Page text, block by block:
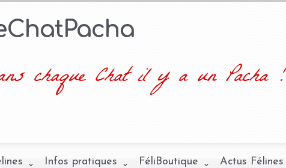
chaque Chat il y a un Pacha !
Infos pratiques FéliBoutique Actus Félines